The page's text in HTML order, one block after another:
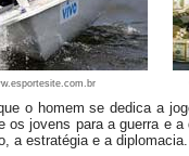
o homem se dedica a
os jovens para a guerra e a
a estratégia e a diplomacia.